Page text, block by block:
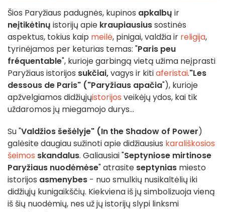
Šios Paryžiaus padugnės, kupinos apkalbų ir
neįtikėtinų istorijų apie kraupiausiussostinės
aspektus, tokius kaip meilė, pinigai, valdžia ir religija,
tyrinėjamos per keturias temas: "Paris peu
fréquentable", kurioje garbingą vietą užima neįprasti
Paryžiaus istorijos sukčiai,vagys ir kitiaferistai."Les
dessous de Paris" ("Paryžiaus apačia"), kurioje
apžvelgiamos didžiųjųistorijos veikėjų ydos, kai tik
uždaromos jų miegamojo durys...
Su "Valdžios šešėlyje" (In the Shadow of Power)
galėsite daugiau sužinoti apie didžiausius karališkosios
šeimos skandalus. Galiausiai "Septyniose mirtinose
Paryžiaus nuodėmėse" atrasite septynias miesto
istorijos asmenybes - nuo smulkių nusikaltėlių iki
didžiųjų kunigaikščių. Kiekviena iš jų simbolizuoja vieną
iš šių nuodėmių, nes už jų istorijų slypi linksmi